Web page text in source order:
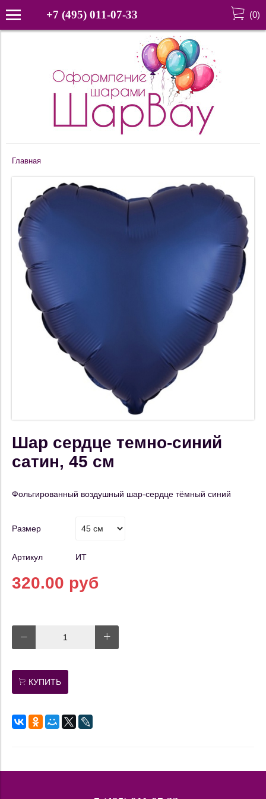
+7 (495) 011-07-33 (0)
Главная
Шар сердце темно-синий
сатин, 45 см
Фольгированный воздушный шар-сердце тёмный синий
Размер
Артикул ИТ
320.00 руб
КУПИТЬ